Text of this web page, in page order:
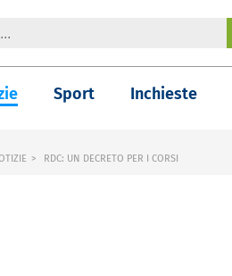
Sport Inchieste
RDC: UN DECRETO PER I CORSI